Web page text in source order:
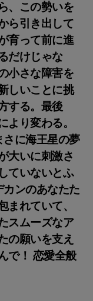
、この勢いを
ら引き出して
育って前に進
だけじゃな
小さな障害を
しいことに挑
する。最後
り変わる。
に海王星の夢
大いに刺激さ
ていないとふ
ンのあなたた
れていて、
スムーズなア
の願いを支え
で！ 恋愛全般